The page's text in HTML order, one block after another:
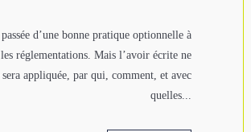
d’une bonne pratique optionnelle à
réglementations. Mais l’avoir écrite ne
appliquée, par qui, comment, et avec
quelles...